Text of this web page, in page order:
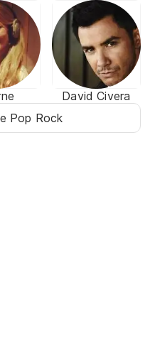
David Civera
Pop Rock